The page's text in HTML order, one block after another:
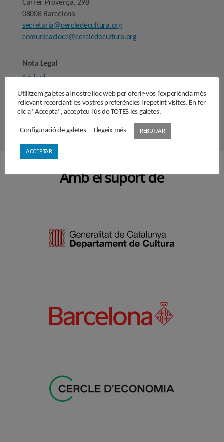
Carrer Provença, 298
08008 Barcelona
secretaria@cercledecultura.org
comunicaciocc@cercledecultura.org
Nota Legal
Avís legal
Segueix-nos
Amb el suport de
Utilitzem galetes al nostre lloc web per oferir-vos l’experiència més
rellevant recordant les vostres preferències i repetint visites. En fer
clic a "Accepta", accepteu l'ús de TOTES les galetes.
Configuració de galetes Llegeix més REBUTJAR
ACCEPTAR